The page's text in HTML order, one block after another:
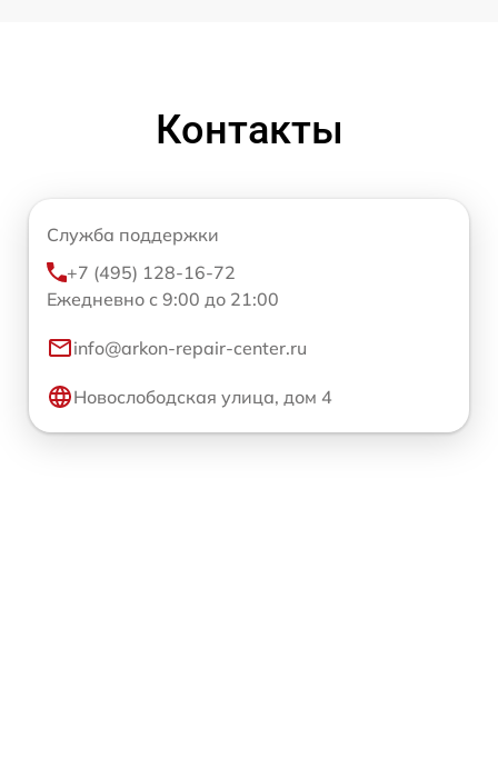
Контакты
Служба поддержки
+7 (495) 128-16-72
Ежедневно с 9:00 до 21:00
info@arkon-repair-center.ru
Новослободская улица, дом 4